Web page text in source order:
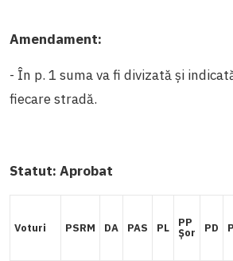
Amendament:
- În p. 1 suma va fi divizată și
fiecare stradă.
Statut: Aprobat
Voturi PSRM DA PAS PL PP
Șor PD